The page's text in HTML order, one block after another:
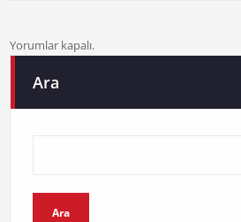
Yorumlar kapalı.
Ara
Ara